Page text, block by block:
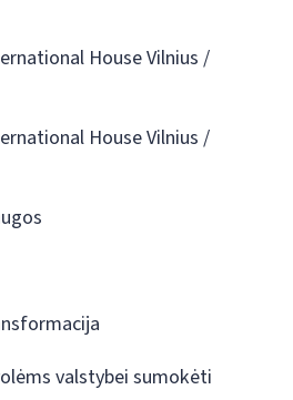
House Vilnius /
House Vilnius /
valstybei sumokėti